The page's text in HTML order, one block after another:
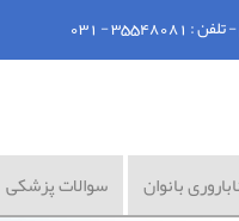
- 031
بانوان سوالات پزشکی